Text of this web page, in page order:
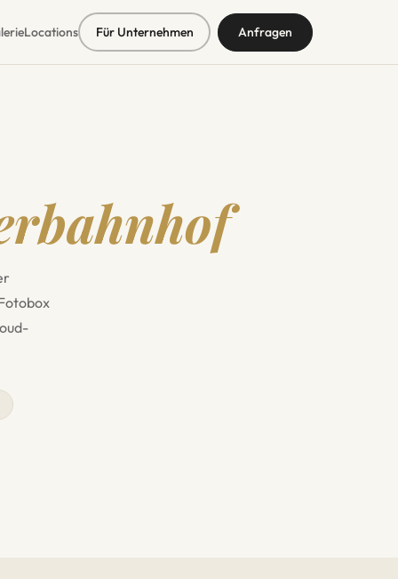
Locations Für Unternehmen Anfragen